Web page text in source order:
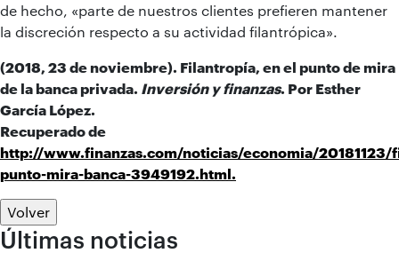
de hecho, «parte de nuestros clientes prefieren mantener
la discreción respecto a su actividad filantrópica».
(2018, 23 de noviembre). Filantropía, en el punto de mira
de la banca privada. Inversión y finanzas. Por Esther
García López.
Recuperado de
http://www.finanzas.com/noticias/economia/20181123/
punto-mira-banca-3949192.html.
Volver
Últimas noticias